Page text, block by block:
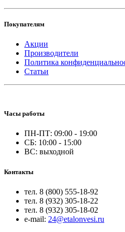
Покупателям
Акции
Производители
Политика
Статьи
Часы работы
ПН-ПТ: 09:00 - 19:00
СБ: 10:00 - 15:00
ВС: выходной
Контакты
тел. 8 (800) 555-18-92
тел. 8 (932) 305-18-22
тел. 8 (932) 305-18-02
e-mail: 24@etalonvesi.ru